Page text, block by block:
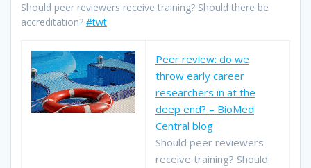
Should peer reviewers receive training? Should there be
accreditation? #twt
Peer review: do we
throw early career
researchers in at the
deep end? – BioMed
Central blog
Should peer reviewers
receive training? Should